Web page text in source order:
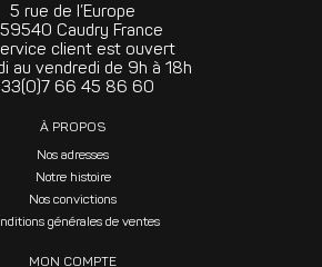
5 rue de l’Europe
Caudry France
client est ouvert
au vendredi de 9h à 18h
66 45 86 60
À PROPOS
Nos adresses
Notre histoire
Nos convictions
générales de ventes
MON COMPTE